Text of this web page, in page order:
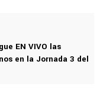
EN VIVO las
en la Jornada 3 del